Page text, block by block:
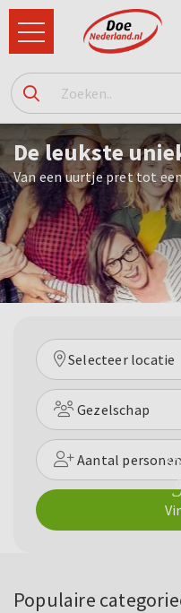
De leukste
Van een uurtje pret tot
Selecteer locatie
Gezelschap
Aantal personen
Populaire